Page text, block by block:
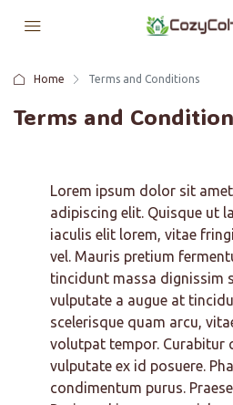
Home Terms and Conditions
Terms and
Lorem ipsum dolor sit
adipiscing elit. Quisque ut
iaculis elit lorem, vitae
vel. Mauris pretium
tincidunt massa dignissim
vulputate a augue at
scelerisque quam arcu,
volutpat tempor. Curabitur
vulputate ex id posuere.
condimentum purus.